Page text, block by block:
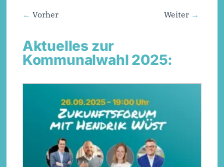
Vorher Weiter
Aktuelles zur
Kommunalwahl 2025: